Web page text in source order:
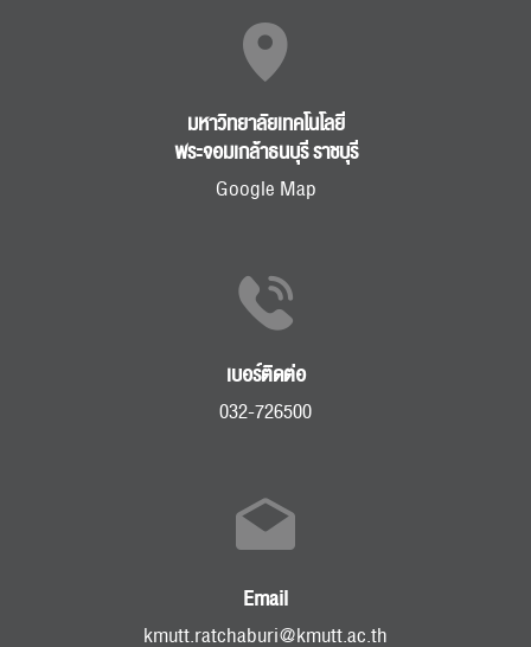
มหาวิทยาลัยเทคโนโลยี
พระจอมเกล้าธนบุรี ราชบุรี
Google Map
เบอร์ติดต่อ
032-726500
Email
kmutt.ratchaburi@kmutt.ac.th